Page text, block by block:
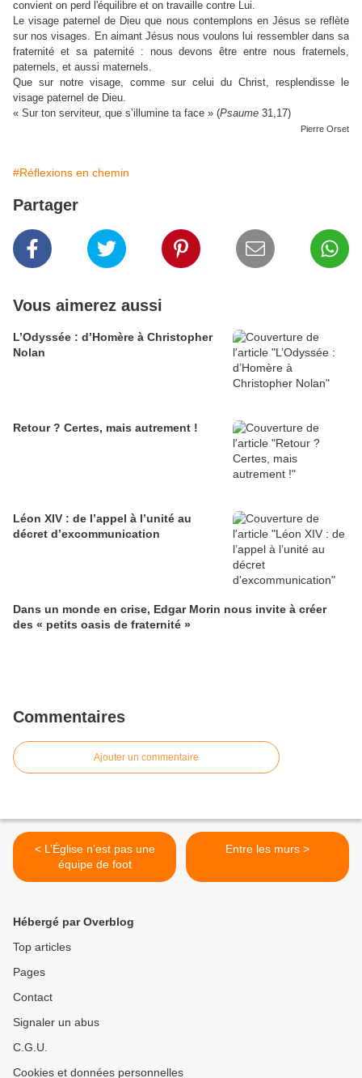
convient on perd l'équilibre et on travaille contre Lui.
Le visage paternel de Dieu que nous contemplons en Jésus se reflète
sur nos visages. En aimant Jésus nous voulons lui ressembler dans sa
fraternité et sa paternité : nous devons être entre nous fraternels,
paternels, et aussi maternels.
Que sur notre visage, comme sur celui du Christ, resplendisse le
visage paternel de Dieu.
« Sur ton serviteur, que s’illumine ta face » (Psaume 31,17)
Pierre Orset
#Réflexions en chemin
Partager
Vous aimerez aussi
L’Odyssée : d’Homère à Christopher
Nolan
Retour ? Certes, mais autrement !
Léon XIV : de l’appel à l’unité au
décret d’excommunication
Dans un monde en crise, Edgar Morin nous invite à créer
des « petits oasis de fraternité »
Commentaires
Ajouter un commentaire
< L’Église n’est pas une
équipe de foot
Entre les murs >
Hébergé par Overblog
Top articles
Pages
Contact
Signaler un abus
C.G.U.
Cookies et données personnelles